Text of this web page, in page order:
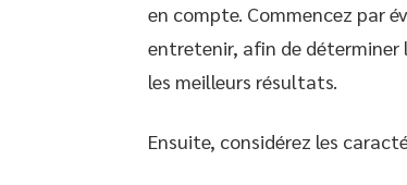
en compte. Commencez par
entretenir, afin de
les meilleurs résultats.
Ensuite, considérez les